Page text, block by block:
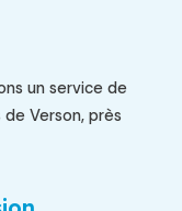
un service de
Verson, près